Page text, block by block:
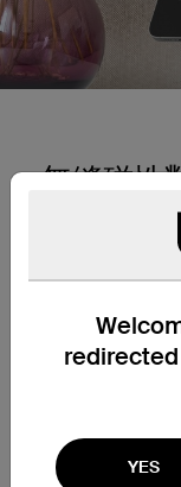
YES
無縫磁性
MagSafe 技術
線充電，是迄
讓您的 iPhone
也是如此。
15W 無
為您的 iPhone
12 系列裝置安